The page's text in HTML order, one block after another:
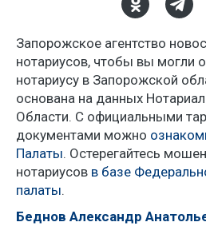
Запорожское агентство
нотариусов, чтобы вы могли
нотариусу в Запорожской
основана на данных
Области. С официальными
документами можно
Палаты. Остерегайтесь
нотариусов в базе
палаты.
Беднов Александр